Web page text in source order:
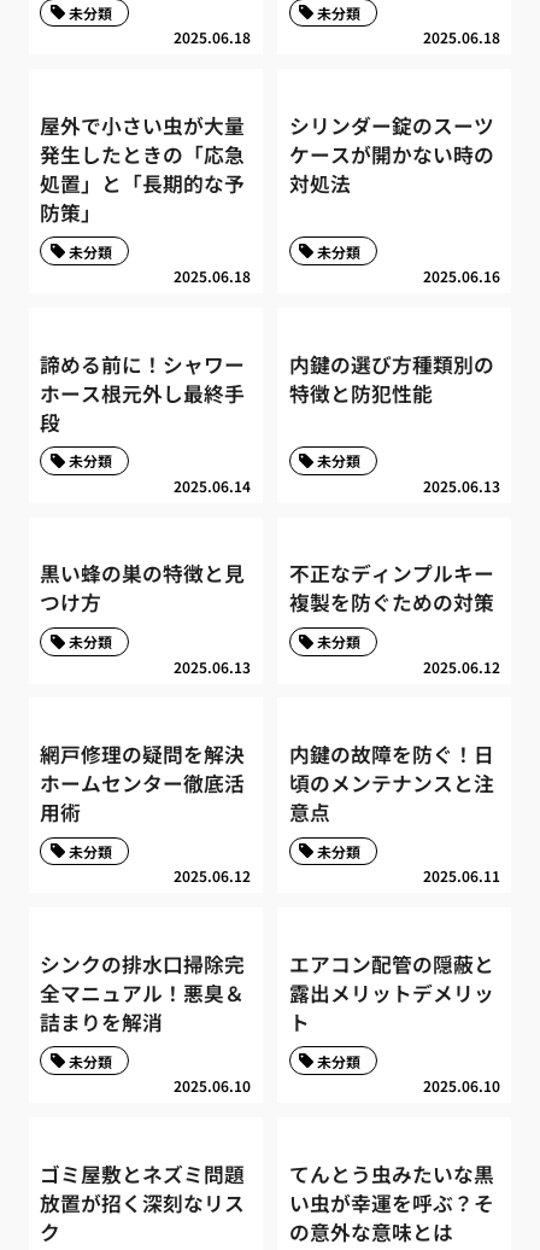
2025.06.18
未分類
2025.06.18
未分類
屋外で小さい虫が大量
発生したときの「応急
処置」と「長期的な予
防策」
2025.06.18
未分類
シリンダー錠のスーツ
ケースが開かない時の
対処法
2025.06.16
未分類
諦める前に！シャワー
ホース根元外し最終手
段
2025.06.14
未分類
内鍵の選び方種類別の
特徴と防犯性能
2025.06.13
未分類
黒い蜂の巣の特徴と見
つけ方
2025.06.13
未分類
不正なディンプルキー
複製を防ぐための対策
2025.06.12
未分類
網戸修理の疑問を解決
ホームセンター徹底活
用術
2025.06.12
未分類
内鍵の故障を防ぐ！日
頃のメンテナンスと注
意点
2025.06.11
未分類
シンクの排水口掃除完
全マニュアル！悪臭＆
詰まりを解消
2025.06.10
未分類
エアコン配管の隠蔽と
露出メリットデメリッ
ト
2025.06.10
未分類
ゴミ屋敷とネズミ問題
放置が招く深刻なリス
ク
てんとう虫みたいな黒
い虫が幸運を呼ぶ？そ
の意外な意味とは